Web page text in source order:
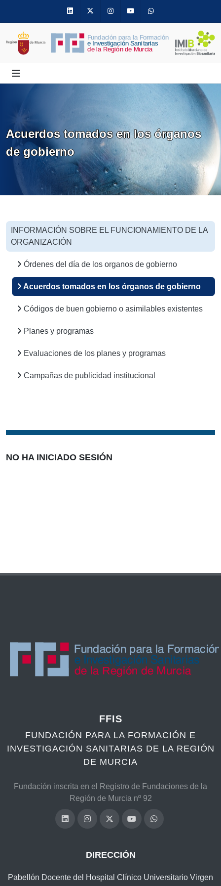
Linkedin Twitter InstagramYoutube
Acuerdos tomados en los órganos
de gobierno
NO HA INICIADO SESIÓN
INFORMACIÓN SOBRE EL FUNCIONAMIENTO DE LA
ORGANIZACIÓN
Órdenes del día de los organos de gobierno
Acuerdos tomados en los órganos de gobierno
Códigos de buen gobierno o asimilables existentes
Planes y programas
Evaluaciones de los planes y programas
Campañas de publicidad institucional
FFIS
FUNDACIÓN PARA LA FORMACIÓN E
INVESTIGACIÓN SANITARIAS DE LA REGIÓN
DE MURCIA
Fundación inscrita en el Registro de Fundaciones de la
Región de Murcia nº 92
DIRECCIÓN
Pabellón Docente del Hospital Clínico Universitario Virgen